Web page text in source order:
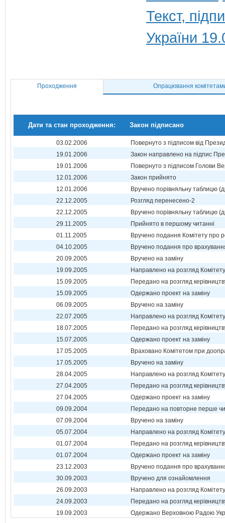
Текст,
України
Проходження Опрацювання
Дати та стан проходження: Закон підписано
03.02.2006
Повернуто з підписом від
19.01.2006
Закон направлено на підпис
19.01.2006
Повернуто з підписом Голови
12.01.2006
Закон прийнято
12.01.2006
Вручено порівняльну таблицю
22.12.2005
Розгляд перенесено-2
22.12.2005
Вручено порівняльну таблицю
29.11.2005
Прийнято в першому читанні
01.11.2005
Вручено подання Комітету про
04.10.2005
Вручено подання про
20.09.2005
Вручено на заміну
19.09.2005
Направлено на розгляд Комітету
15.09.2005
Передано на розгляд
15.09.2005
Одержано проект на заміну
06.09.2005
Вручено на заміну
22.07.2005
Направлено на розгляд Комітету
18.07.2005
Передано на розгляд
15.07.2005
Одержано проект на заміну
17.05.2005
Враховано Комітетом при
17.05.2005
Вручено на заміну
28.04.2005
Направлено на розгляд Комітету
27.04.2005
Передано на розгляд
27.04.2005
Одержано проект на заміну
09.09.2004
Передано на повторне перше
07.09.2004
Вручено на заміну
05.07.2004
Направлено на розгляд Комітету
01.07.2004
Передано на розгляд
01.07.2004
Одержано проект на заміну
23.12.2003
Вручено подання про
30.09.2003
Вручено для ознайомлення
26.09.2003
Направлено на розгляд Комітету
24.09.2003
Передано на розгляд
19.09.2003
Одержано Верховною Радою